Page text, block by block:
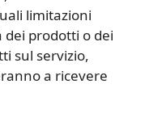
limitazioni
prodotti o dei
sul servizio,
a ricevere